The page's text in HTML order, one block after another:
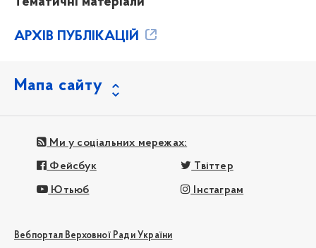
АРХІВ ПУБЛІКАЦІЙ
Мапа сайту
Ми у соціальних мережах:
Фейсбук Твіттер
Ютьюб Інстаграм
Вебпортал Верховної Ради України